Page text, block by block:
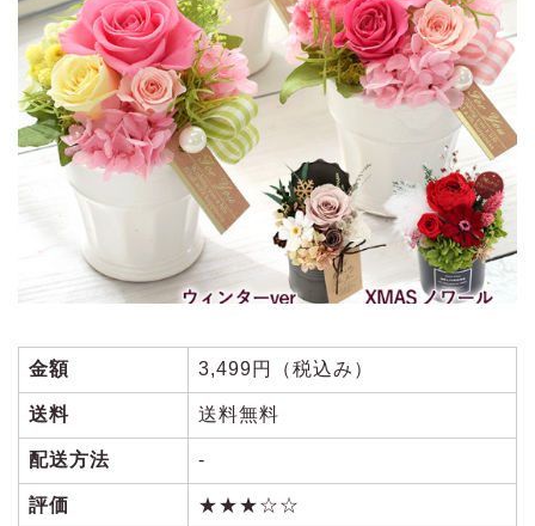
金額 3,499円（税込み）
送料 送料無料
配送方法 ‐
評価 ★★★☆☆